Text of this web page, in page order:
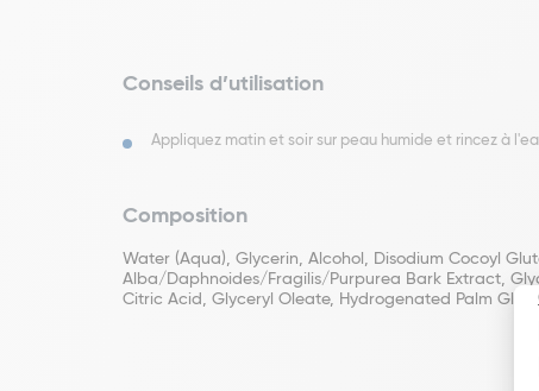
Conseils d’utilisation
Appliquez matin et soir sur peau humide et rincez à
Composition
Water (Aqua), Glycerin, Alcohol, Disodium Cocoyl
Alba/Daphnoides/Fragilis/Purpurea Bark Extract,
Citric Acid, Glyceryl Oleate, Hydrogenated Palm